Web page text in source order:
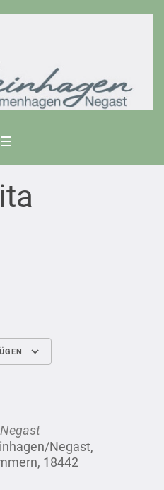
Negast,
18442